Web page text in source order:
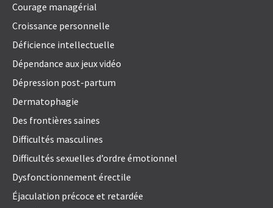
Courage managérial
Croissance personnelle
Déficience intellectuelle
Dépendance aux jeux vidéo
Dépression post-partum
Dermatophagie
Des frontières saines
Difficultés masculines
Difficultés sexuelles d’ordre émotionnel
Dysfonctionnement érectile
Éjaculation précoce et retardée